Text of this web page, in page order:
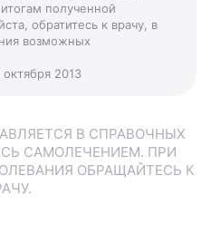
полученной
обратитесь к врачу, в
возможных
2013
В СПРАВОЧНЫХ
САМОЛЕЧЕНИЕМ. ПРИ
ОБРАЩАЙТЕСЬ К